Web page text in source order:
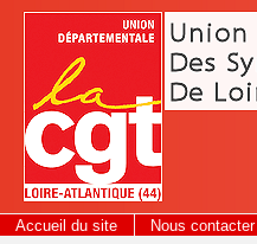
Panneau de gestion des cookies
Accueil du site Nous contacter